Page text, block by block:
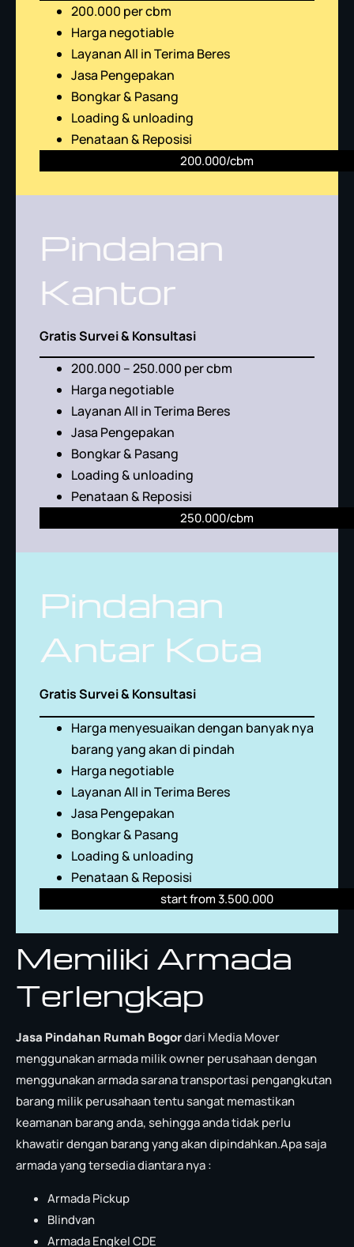
200.000 per cbm
Harga negotiable
Layanan All in Terima Beres
Jasa Pengepakan
Bongkar & Pasang
Loading & unloading
Penataan & Reposisi
200.000/cbm
Pindahan
Kantor
Gratis Survei & Konsultasi
200.000 – 250.000 per cbm
Harga negotiable
Layanan All in Terima Beres
Jasa Pengepakan
Bongkar & Pasang
Loading & unloading
Penataan & Reposisi
250.000/cbm
Pindahan
Antar Kota
Gratis Survei & Konsultasi
Harga menyesuaikan dengan banyak nya
barang yang akan di pindah
Harga negotiable
Layanan All in Terima Beres
Jasa Pengepakan
Bongkar & Pasang
Loading & unloading
Penataan & Reposisi
start from 3.500.000
Memiliki Armada
Terlengkap
Jasa Pindahan Rumah Bogordari Media Mover
menggunakan armada milik owner perusahaan dengan
menggunakan armada sarana transportasi pengangkutan
barang milik perusahaan tentu sangat memastikan
keamanan barang anda, sehingga anda tidak perlu
khawatir dengan barang yang akan dipindahkan.Apa saja
armada yang tersedia diantara nya :
Armada Pickup
Blindvan
Armada Engkel CDE